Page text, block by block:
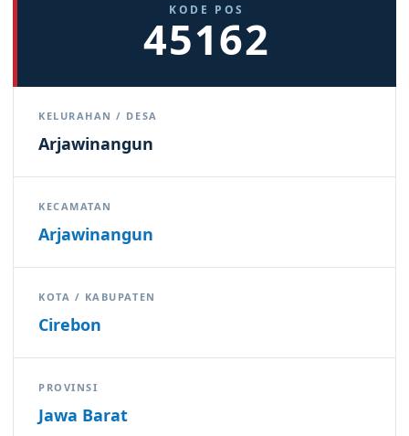
KODE POS
45162
KELURAHAN / DESA
Arjawinangun
KECAMATAN
Arjawinangun
KOTA / KABUPATEN
Cirebon
PROVINSI
Jawa Barat